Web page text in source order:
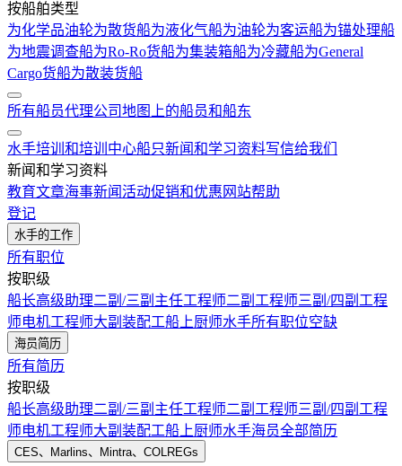
按船舶类型
为化学品油轮为散货船为液化气船为油轮为客运船为锚处理船
为地震调查船为Ro-Ro货船为集装箱船为冷藏船为General
Cargo货船为散装货船
所有船员代理公司地图上的船员和船东
水手培训和培训中心船只新闻和学习资料写信给我们
新闻和学习资料
教育文章海事新闻活动促销和优惠 网站帮助
登记
水手的工作
所有职位
按职级
船长高级助理二副/三副 主任工程师二副工程师三副/四副工程
师电机工程师大副 装配工船上厨师水手所有职位空缺
海员简历
所有简历
按职级
船长高级助理二副/三副 主任工程师二副工程师三副/四副工程
师电机工程师大副 装配工船上厨师水手海员全部简历
CES、Marlins、Mintra、COLREGs